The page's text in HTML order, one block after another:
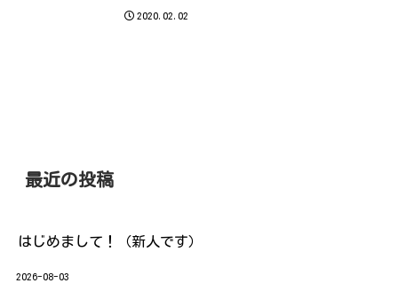
2020.02.02
最近の投稿
はじめまして！（新人です）
2026-08-03